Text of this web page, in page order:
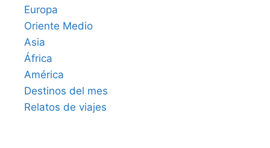
Europa
Oriente Medio
Asia
África
América
Destinos del mes
Relatos de viajes